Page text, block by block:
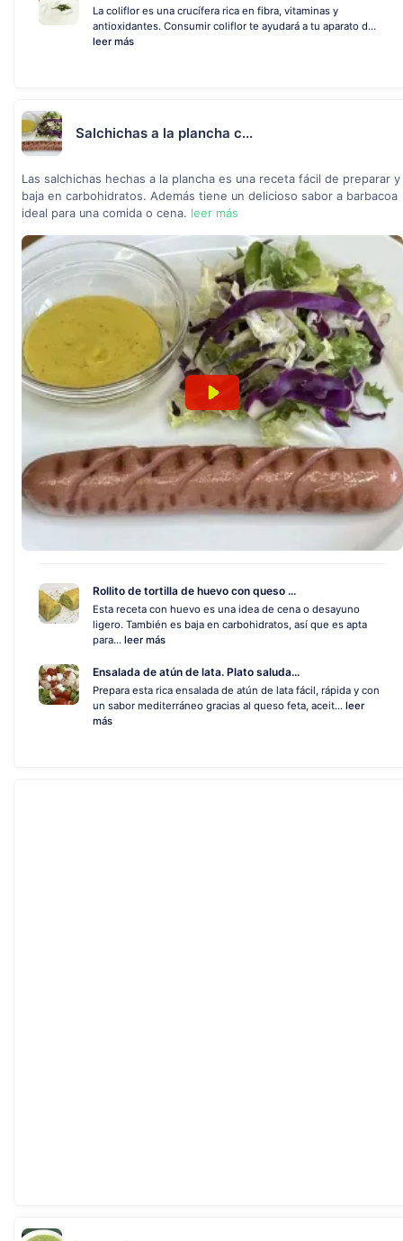
La coliflor es una crucífera rica en fibra, vitaminas y
antioxidantes. Consumir coliflor te ayudará a tu aparato d...
leer más
Salchichas a la plancha c...
Las salchichas hechas a la plancha es una receta fácil de preparar y
baja en carbohidratos. Además tiene un delicioso sabor a barbacoa
ideal para una comida o cena. leer más
Rollito de tortilla de huevo con queso ...
Esta receta con huevo es una idea de cena o desayuno
ligero. También es baja en carbohidratos, así que es apta
para... leer más
Ensalada de atún de lata. Plato saluda...
Prepara esta rica ensalada de atún de lata fácil, rápida y con
un sabor mediterráneo gracias al queso feta, aceit... leer
más